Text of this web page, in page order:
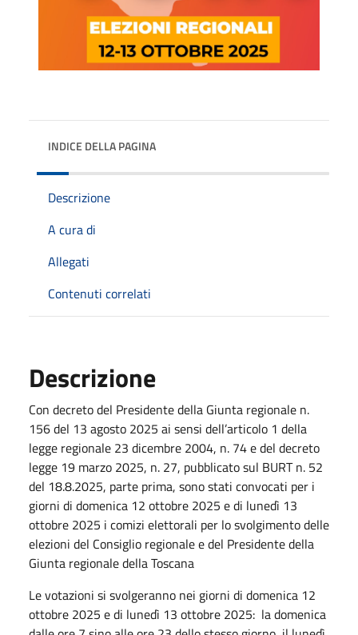
INDICE DELLA PAGINA
Descrizione
A cura di
Allegati
Contenuti correlati
Descrizione
Con decreto del Presidente della Giunta regionale n.
156 del 13 agosto 2025 ai sensi dell’articolo 1 della
legge regionale 23 dicembre 2004, n. 74 e del decreto
legge 19 marzo 2025, n. 27, pubblicato sul BURT n. 52
del 18.8.2025, parte prima, sono stati convocati per i
giorni di domenica 12 ottobre 2025 e di lunedì 13
ottobre 2025 i comizi elettorali per lo svolgimento delle
elezioni del Consiglio regionale e del Presidente della
Giunta regionale della Toscana
Le votazioni si svolgeranno nei giorni di domenica 12
ottobre 2025 e di lunedì 13 ottobre 2025: la domenica